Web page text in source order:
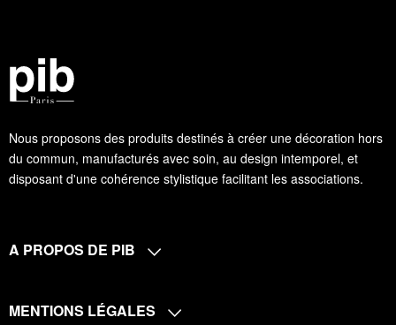
Nous proposons des produits destinés à créer une décoration hors
du commun, manufacturés avec soin, au design intemporel, et
disposant d'une cohérence stylistique facilitant les associations.
A PROPOS DE PIB
MENTIONS LÉGALES